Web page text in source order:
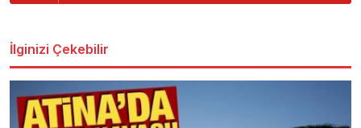
İlginizi Çekebilir